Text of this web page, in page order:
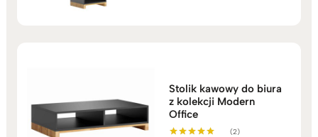
Stolik kawowy do biura
z kolekcji Modern
Office
(2)